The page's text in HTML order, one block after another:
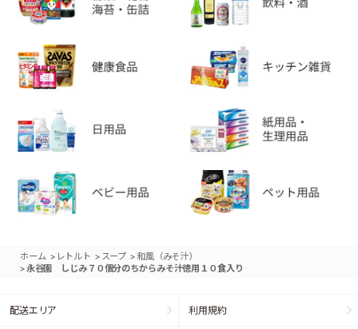
ホーム > レトルト > スープ >和風（みそ汁）
>永谷園 しじみ７０個分のちからみそ汁徳用１０食入り
配送エリア 利用規約